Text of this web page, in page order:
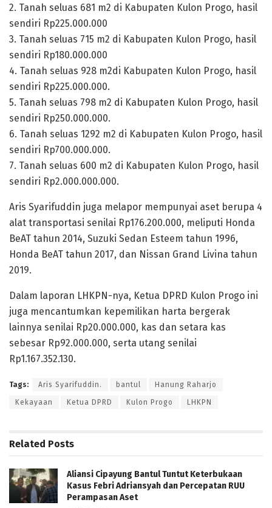
2. Tanah seluas 681 m2 di Kabupaten Kulon Progo, hasil
sendiri Rp225.000.000
3. Tanah seluas 715 m2 di Kabupaten Kulon Progo, hasil
sendiri Rp180.000.000
4. Tanah seluas 928 m2di Kabupaten Kulon Progo, hasil
sendiri Rp225.000.000.
5. Tanah seluas 798 m2 di Kabupaten Kulon Progo, hasil
sendiri Rp250.000.000.
6. Tanah seluas 1292 m2 di Kabupaten Kulon Progo, hasil
sendiri Rp700.000.000.
7. Tanah seluas 600 m2 di Kabupaten Kulon Progo, hasil
sendiri Rp2.000.000.000.
Aris Syarifuddin juga melapor mempunyai aset berupa 4
alat transportasi senilai Rp176.200.000, meliputi Honda
BeAT tahun 2014, Suzuki Sedan Esteem tahun 1996,
Honda BeAT tahun 2017, dan Nissan Grand Livina tahun
2019.
Dalam laporan LHKPN-nya, Ketua DPRD Kulon Progo ini
juga mencantumkan kepemilikan harta bergerak
lainnya senilai Rp20.000.000, kas dan setara kas
sebesar Rp92.000.000, serta utang senilai
Rp1.167.352.130.
Tags: Aris Syarifuddin. bantul Hanung Raharjo
Kekayaan Ketua DPRD Kulon Progo LHKPN
Related Posts
Aliansi Cipayung Bantul Tuntut Keterbukaan
Kasus Febri Adriansyah dan Percepatan RUU
Perampasan Aset